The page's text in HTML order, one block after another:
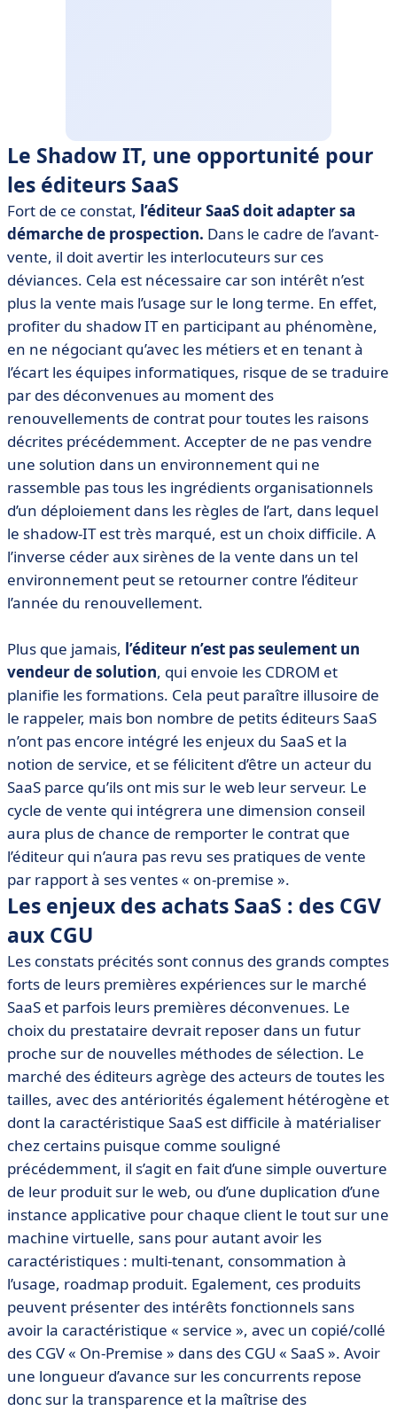
Le Shadow IT, une opportunité pour
les éditeurs SaaS
Fort de ce constat, l’éditeur SaaS doit adapter sa
démarche de prospection. Dans le cadre de l’avant-
vente, il doit avertir les interlocuteurs sur ces
déviances. Cela est nécessaire car son intérêt n’est
plus la vente mais l’usage sur le long terme. En effet,
profiter du shadow IT en participant au phénomène,
en ne négociant qu’avec les métiers et en tenant à
l’écart les équipes informatiques, risque de se traduire
par des déconvenues au moment des
renouvellements de contrat pour toutes les raisons
décrites précédemment. Accepter de ne pas vendre
une solution dans un environnement qui ne
rassemble pas tous les ingrédients organisationnels
d’un déploiement dans les règles de l’art, dans lequel
le shadow-IT est très marqué, est un choix difficile. A
l’inverse céder aux sirènes de la vente dans un tel
environnement peut se retourner contre l’éditeur
l’année du renouvellement.
Plus que jamais, l’éditeur n’est pas seulement un
vendeur de solution, qui envoie les CDROM et
planifie les formations. Cela peut paraître illusoire de
le rappeler, mais bon nombre de petits éditeurs SaaS
n’ont pas encore intégré les enjeux du SaaS et la
notion de service, et se félicitent d’être un acteur du
SaaS parce qu’ils ont mis sur le web leur serveur. Le
cycle de vente qui intégrera une dimension conseil
aura plus de chance de remporter le contrat que
l’éditeur qui n’aura pas revu ses pratiques de vente
par rapport à ses ventes « on-premise ».
Les enjeux des achats SaaS : des CGV
aux CGU
Les constats précités sont connus des grands comptes
forts de leurs premières expériences sur le marché
SaaS et parfois leurs premières déconvenues. Le
choix du prestataire devrait reposer dans un futur
proche sur de nouvelles méthodes de sélection. Le
marché des éditeurs agrège des acteurs de toutes les
tailles, avec des antériorités également hétérogène et
dont la caractéristique SaaS est difficile à matérialiser
chez certains puisque comme souligné
précédemment, il s’agit en fait d’une simple ouverture
de leur produit sur le web, ou d’une duplication d’une
instance applicative pour chaque client le tout sur une
machine virtuelle, sans pour autant avoir les
caractéristiques : multi-tenant, consommation à
l’usage, roadmap produit. Egalement, ces produits
peuvent présenter des intérêts fonctionnels sans
avoir la caractéristique « service », avec un copié/collé
des CGV « On-Premise » dans des CGU « SaaS ». Avoir
une longueur d’avance sur les concurrents repose
donc sur la transparence et la maîtrise des